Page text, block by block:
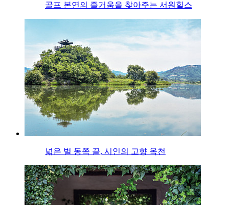
골프 본연의 즐거움을 찾아주는 서원힐스
넓은 벌 동쪽 끝, 시인의 고향 옥천